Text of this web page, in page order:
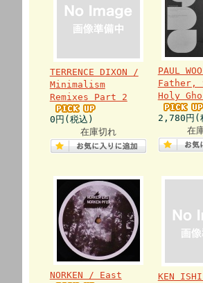
TERRENCE DIXON /
Minimalism
Remixes Part 2
0円(税込)
在庫切れ
PAUL
Father,
Holy
2,780円(
在
NORKEN / East
KEN